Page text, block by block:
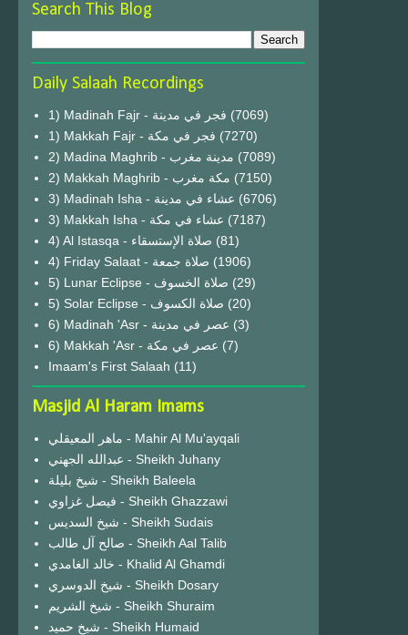
Search This Blog
Daily Salaah Recordings
1) Madinah Fajr - فجر في مدينة (7069)
1) Makkah Fajr - فجر في مكة (7270)
2) Madina Maghrib - مدينة مغرب (7089)
2) Makkah Maghrib - مكة مغرب (7150)
3) Madinah Isha - عشاء في مدينة (6706)
3) Makkah Isha - عشاء في مكة (7187)
4) Al Istasqa - صلاة الإستسقاء (81)
4) Friday Salaat - صلاة جمعة (1906)
5) Lunar Eclipse - صلاة الخسوف (29)
(20)
6) Madinah 'Asr - عصر في مدينة (3)
6) Makkah 'Asr - عصر في مكة (7)
Imaam's First Salaah (11)
Masjid Al Haram Imams
ماهر المعيقلي - Mahir Al Mu'ayqali
عبدالله الجهني - Sheikh Juhany
شيخ بليلة - Sheikh Baleela
فيصل غزاوي - Sheikh Ghazzawi
شيخ السديس - Sheikh Sudais
صالح آل طالب - Sheikh Aal Talib
خالد الغامدي - Khalid Al Ghamdi
شيخ الدوسري - Sheikh Dosary
شيخ الشريم - Sheikh Shuraim
شيخ حميد - Sheikh Humaid